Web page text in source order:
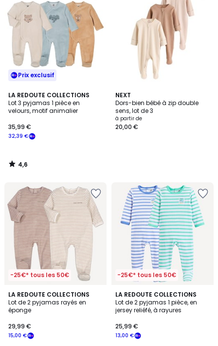
Prix exclusif
LA REDOUTE COLLECTIONS
Lot 3 pyjamas 1 pièce en
velours, motif animalier
32,39 €
35,99 €
4,6
/ 5
4,6
/
NEXT
Dors-bien bébé à zip double
sens, lot de 3
à partir de
20,00 €
-25€* tous les 50€
LA REDOUTE COLLECTIONS
Lot de 2 pyjamas rayés en
éponge
15,00 €
29,99 €
-25€* tous les 50€
LA REDOUTE COLLECTIONS
Lot de 2 pyjamas 1 pièce, en
jersey reliéfé, à rayures
13,00 €
25,99 €